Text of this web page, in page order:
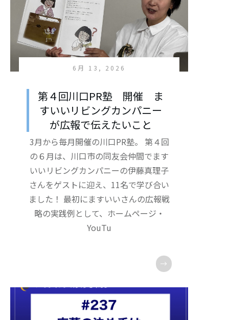
6月 13, 2026
第４回川口PR塾 開催 ま
すいいリビングカンパニー
が広報で伝えたいこと
3月から毎月開催の川口PR塾。 第４回
の６月は、川口市の同友会仲間でます
いいリビングカンパニーの伊藤真理子
さんをゲストに迎え、11名で学び合い
ました！ 最初にますいいさんの広報戦
略の実践例として、ホームページ・
YouTu